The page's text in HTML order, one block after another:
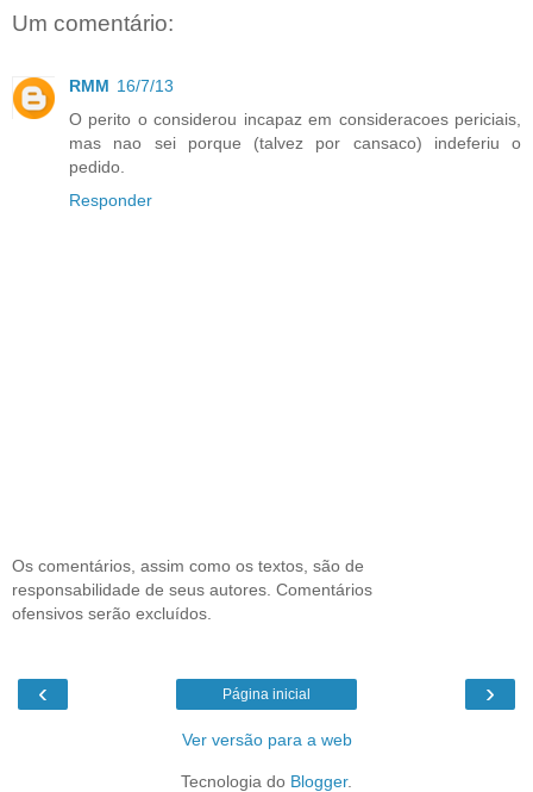
Um comentário:
RMM 16/7/13
O perito o considerou incapaz em consideracoes periciais,
mas nao sei porque (talvez por cansaco) indeferiu o
pedido.
Responder
Os comentários, assim como os textos, são de
responsabilidade de seus autores. Comentários
ofensivos serão excluídos.
‹ ›
Página inicial
Ver versão para a web
Tecnologia do Blogger.